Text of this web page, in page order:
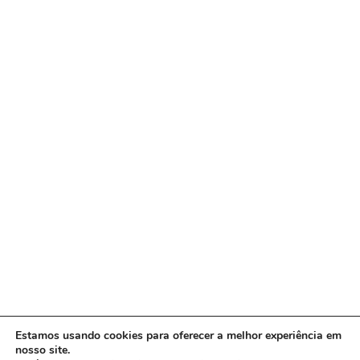
Estamos usando cookies para oferecer a melhor experiência em
nosso site.